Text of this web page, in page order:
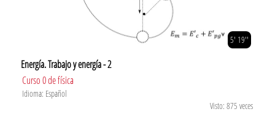
5' 19''
Energía. Trabajo y energía - 2
Curso 0 de física
Idioma: Español
Visto: 875 veces